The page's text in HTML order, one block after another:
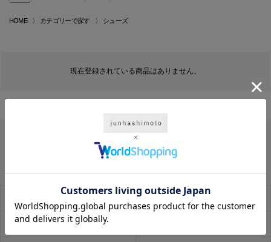
HOME カテゴリーで探す シューズ
現在登録されている商品はありません。
レコメンド